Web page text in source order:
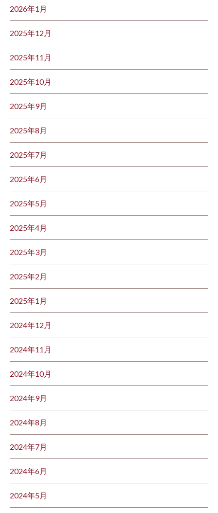
2026年1月
2025年12月
2025年11月
2025年10月
2025年9月
2025年8月
2025年7月
2025年6月
2025年5月
2025年4月
2025年3月
2025年2月
2025年1月
2024年12月
2024年11月
2024年10月
2024年9月
2024年8月
2024年7月
2024年6月
2024年5月